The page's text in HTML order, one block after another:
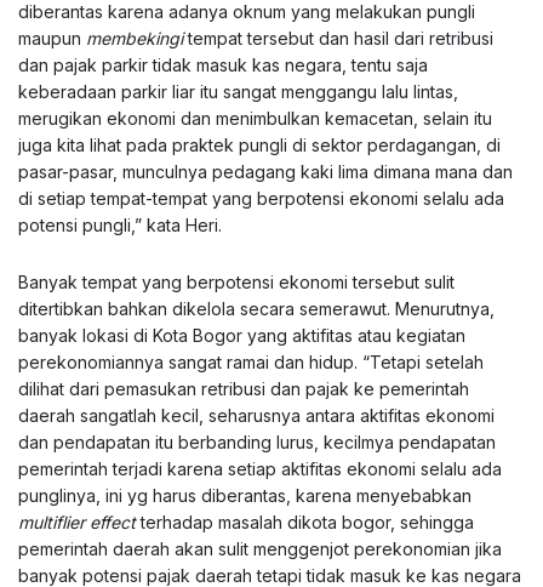
diberantas karena adanya oknum yang melakukan pungli
maupun membekingitempat tersebut dan hasil dari retribusi
dan pajak parkir tidak masuk kas negara, tentu saja
keberadaan parkir liar itu sangat menggangu lalu lintas,
merugikan ekonomi dan menimbulkan kemacetan, selain itu
juga kita lihat pada praktek pungli di sektor perdagangan, di
pasar-pasar, munculnya pedagang kaki lima dimana mana dan
di setiap tempat-tempat yang berpotensi ekonomi selalu ada
potensi pungli,” kata Heri.
Banyak tempat yang berpotensi ekonomi tersebut sulit
ditertibkan bahkan dikelola secara semerawut. Menurutnya,
banyak lokasi di Kota Bogor yang aktifitas atau kegiatan
perekonomiannya sangat ramai dan hidup. “Tetapi setelah
dilihat dari pemasukan retribusi dan pajak ke pemerintah
daerah sangatlah kecil, seharusnya antara aktifitas ekonomi
dan pendapatan itu berbanding lurus, kecilmya pendapatan
pemerintah terjadi karena setiap aktifitas ekonomi selalu ada
punglinya, ini yg harus diberantas, karena menyebabkan
multiflier effectterhadap masalah dikota bogor, sehingga
pemerintah daerah akan sulit menggenjot perekonomian jika
banyak potensi pajak daerah tetapi tidak masuk ke kas negara